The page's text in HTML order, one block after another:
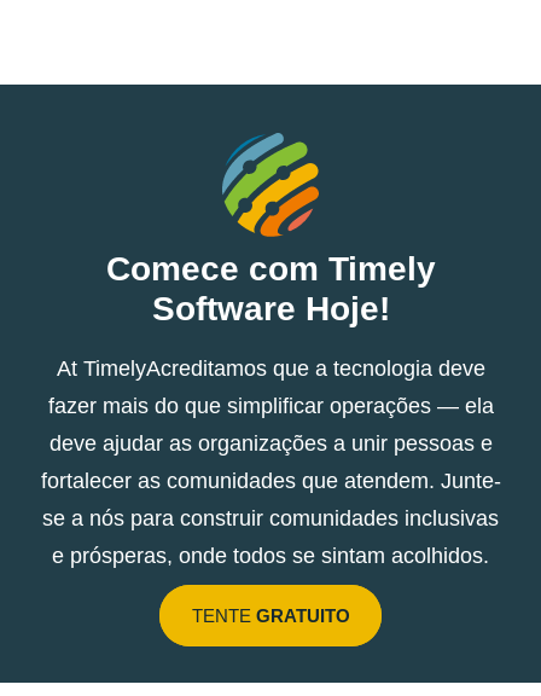
Comece com Timely
Software Hoje!
At TimelyAcreditamos que a tecnologia deve
fazer mais do que simplificar operações — ela
deve ajudar as organizações a unir pessoas e
fortalecer as comunidades que atendem. Junte-
se a nós para construir comunidades inclusivas
e prósperas, onde todos se sintam acolhidos.
TENTE GRATUITO